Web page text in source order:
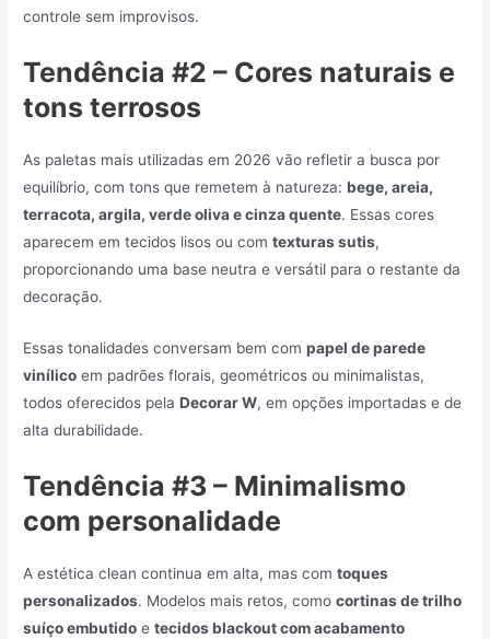
controle sem improvisos.
Tendência #2 – Cores naturais e
tons terrosos
As paletas mais utilizadas em 2026 vão refletir a busca por
equilíbrio, com tons que remetem à natureza:bege, areia,
terracota, argila, verde oliva e cinza quente. Essas cores
aparecem em tecidos lisos ou comtexturas sutis,
proporcionando uma base neutra e versátil para o restante da
decoração.
Essas tonalidades conversam bem compapel de parede
vinílico em padrões florais, geométricos ou minimalistas,
todos oferecidos pelaDecorar W, em opções importadas e de
alta durabilidade.
Tendência #3 – Minimalismo
com personalidade
A estética clean continua em alta, mas comtoques
personalizados. Modelos mais retos, comocortinas de trilho
suíço embutido etecidos blackout com acabamento